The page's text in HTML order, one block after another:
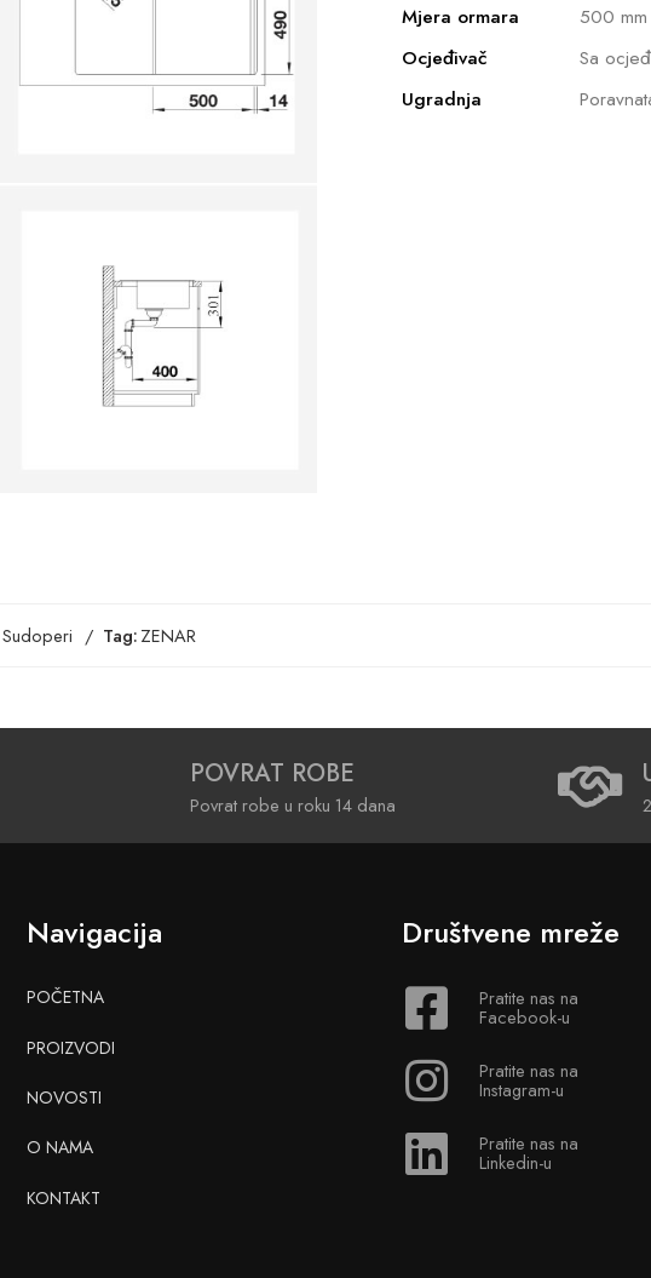
Mjera ormara
500 mm
Ocjeđivač
Sa
Ugradnja
Sudoperi Tag:ZENAR
POVRAT ROBE
Povrat robe u roku 14 dana
Navigacija
POČETNA
PROIZVODI
NOVOSTI
O NAMA
KONTAKT
Društvene mreže
Pratite nas na
Facebook-u
Pratite nas na
Instagram-u
Pratite nas na
Linkedin-u